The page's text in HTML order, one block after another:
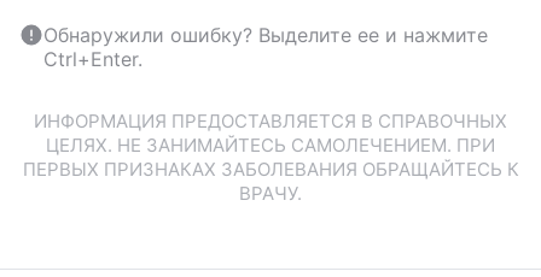
Обнаружили ошибку? Выделите ее и нажмите
Ctrl+Enter.
ИНФОРМАЦИЯ ПРЕДОСТАВЛЯЕТСЯ В СПРАВОЧНЫХ
ЦЕЛЯХ. НЕ ЗАНИМАЙТЕСЬ САМОЛЕЧЕНИЕМ. ПРИ
ПЕРВЫХ ПРИЗНАКАХ ЗАБОЛЕВАНИЯ ОБРАЩАЙТЕСЬ К
ВРАЧУ.